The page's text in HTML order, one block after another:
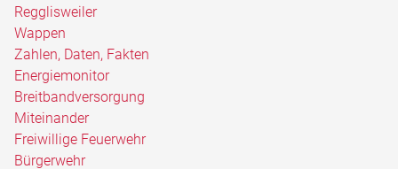
Regglisweiler
Wappen
Zahlen, Daten, Fakten
Energiemonitor
Breitbandversorgung
Miteinander
Freiwillige Feuerwehr
Bürgerwehr